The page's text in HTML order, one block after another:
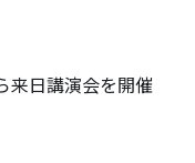
来日講演会を開催